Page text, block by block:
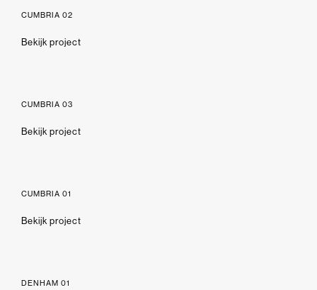
CUMBRIA 02
Bekijk project
CUMBRIA 03
Bekijk project
CUMBRIA 01
Bekijk project
DENHAM 01